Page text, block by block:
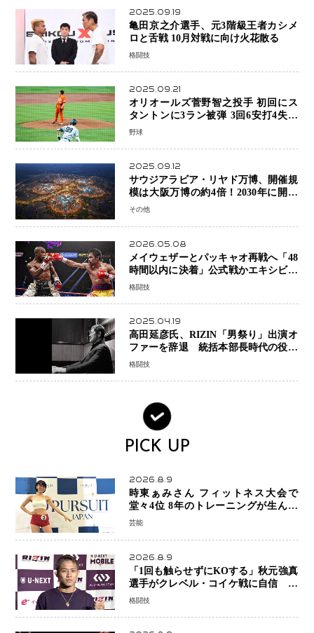
2025.09.19
亀田京之介選手、元3階級王者カシメ
格闘技
2025.09.21
オリオールズ菅野智之投手 初回にス
タントンに3ラン被弾 3回6安打4失点
で降板
野球
2025.09.12
サウジアラビア・リヤド万博、開催規
模は大阪万博の約4倍！2030年に開幕
予定
その他
2026.05.08
メイウェザーとパッキャオ再戦へ「48
時間以内に決着」公式戦かエキシビシ
ョンか混迷続く
格闘技
2025.04.19
高田延彦氏、RIZIN「男祭り」出演オ
ファーを辞退 統括本部長時代の役目
「すでに終えています」と明言
格闘技
PICK UP
2026.8.9
時東ぁみさん フィットネス大会で
堂々4位 8年のトレーニングが生んだ
健康美「4位になってホッとしていま
芸能
2026.8.9
「1回も触らせずにKOする」秋元強真
選手がクレベル・コイケ戦に自信 青
木真也と2カ月の寝技対策「引き込ま
格闘技